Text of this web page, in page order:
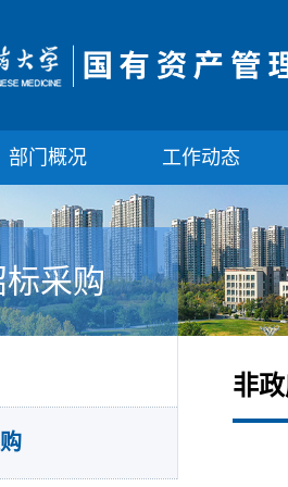
部门概况 工作动态
标采购
非